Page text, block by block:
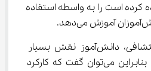
کرده است را به واسطه استفاده
اما در روش تدریس اکتشافی، دانش‌آموز نقش بسیار
پررنگ‌تری را ایفا می‌کند. بنابراین می‌توان گفت که کارکرد